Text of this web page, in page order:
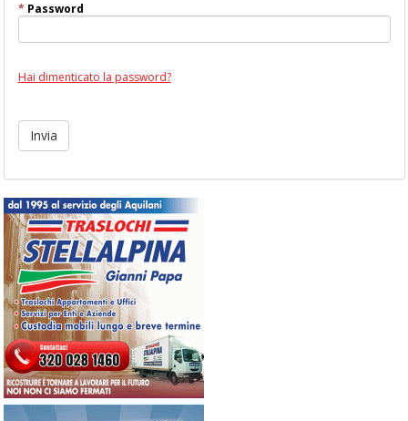
* Password
Hai dimenticato la password?
Invia